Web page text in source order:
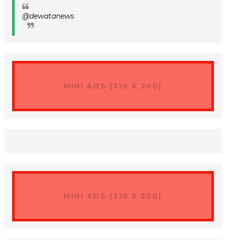
@dewatanews
MINI ADS (310 X 200)
MINI ADS (310 X 200)